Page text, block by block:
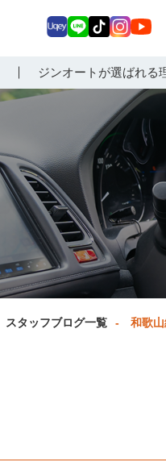
ジンオートが選ばれる
ey E
Tokagr
am
uT
ub
スタッフブログ一覧 和歌